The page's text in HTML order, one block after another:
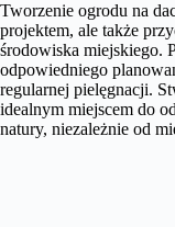
Tworzenie ogrodu na
projektem, ale także
środowiska miejskiego.
odpowiedniego
regularnej pielęgnacji.
idealnym miejscem do
natury, niezależnie od